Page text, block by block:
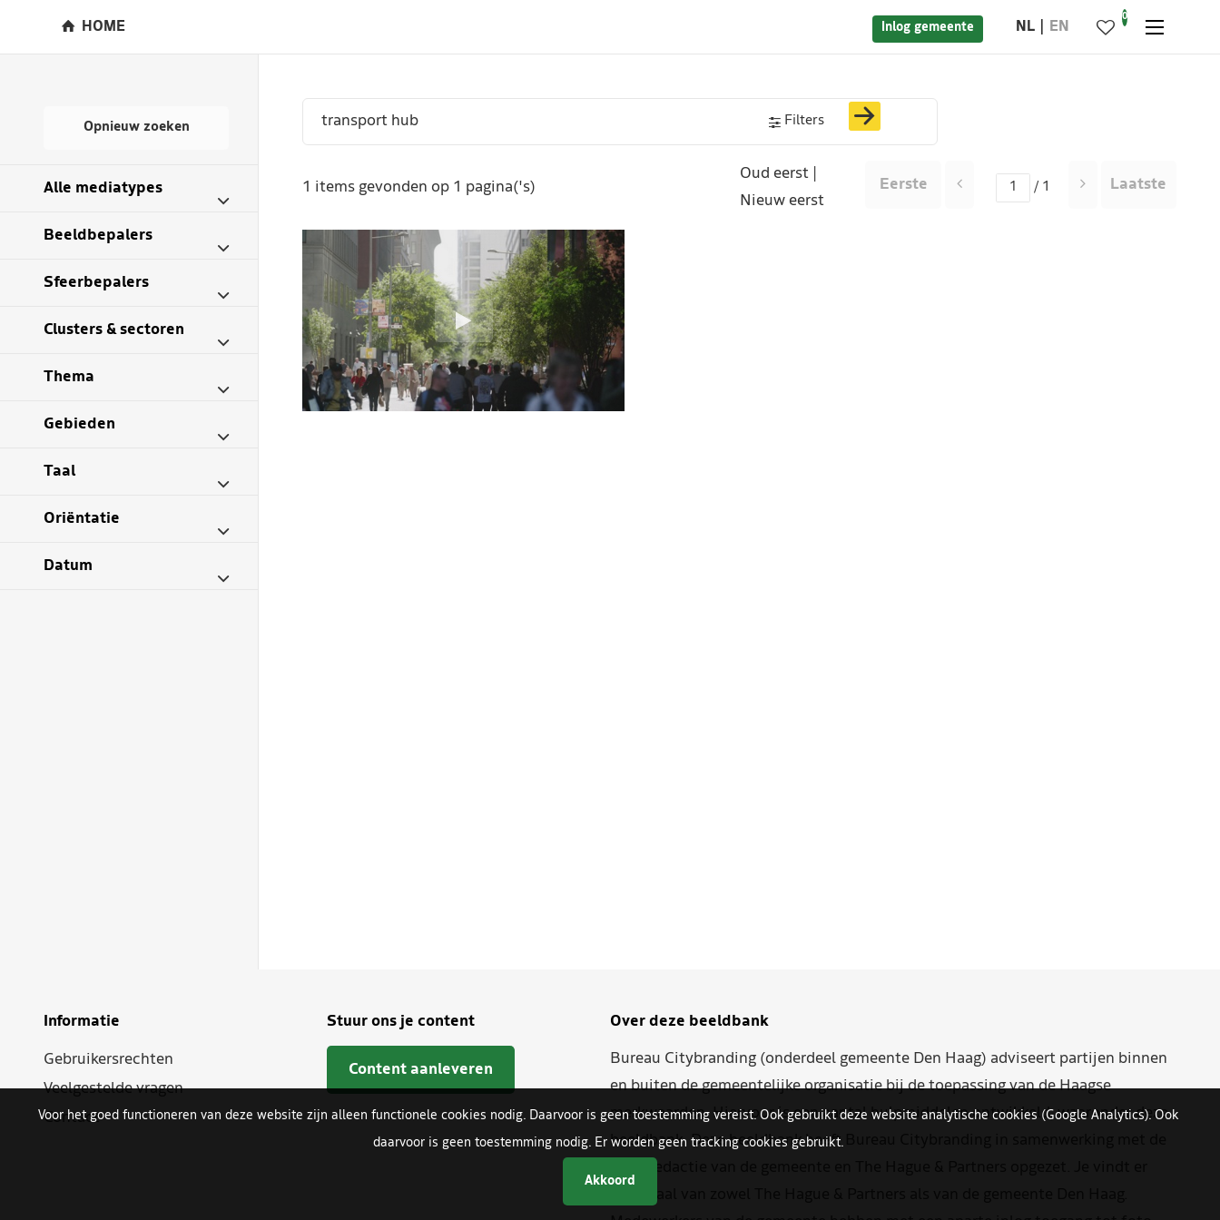
HOME Inlog gemeente NL EN
0
Opnieuw zoeken
Alle mediatypes
Beeldbepalers
Sfeerbepalers
Clusters & sectoren
Thema
Gebieden
Taal
Oriëntatie
Datum
Filters
1 items gevonden op 1 pagina('s)
Oud eerst|
Nieuw eerst
Eerste / 1 Laatste
Informatie
Gebruikersrechten
Veelgestelde vragen
Contact
Stuur ons je content
Content aanleveren
Over deze beeldbank
Bureau Citybranding (onderdeel gemeente Den Haag) adviseert partijen binnen
en buiten de gemeentelijke organisatie bij de toepassing van de Haagse
merkwaarden. Hiervoor is een aantal hulpmiddelen ontwikkeld, waaronder deze
beeldbank. Deze beeldbank heeft Bureau Citybranding in samenwerking met de
Voor het goed functioneren van deze website zijn alleen functionele cookies nodig. Daarvoor is geen toestemming vereist. Ook gebruikt deze website analytische cookies (Google Analytics). Ook
daarvoor is geen toestemming nodig. Er worden geen tracking cookies gebruikt.
Akkoord